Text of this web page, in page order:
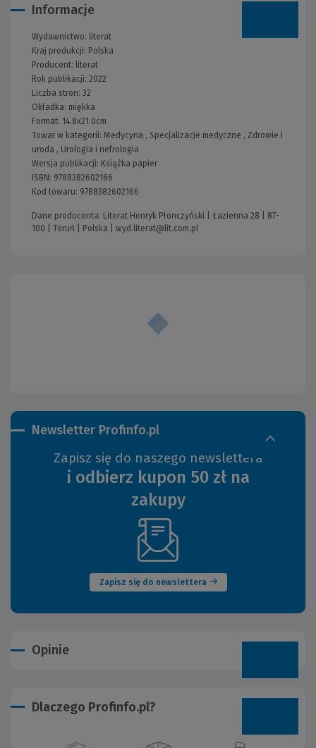
Informacje
Wydawnictwo: literat
Kraj produkcji: Polska
Producent: literat
Rok publikacji: 2022
Liczba stron: 32
Okładka: miękka
Format: 14.8x21.0cm
Towar w kategorii: Medycyna , Specjalizacje medyczne , Zdrowie i
uroda , Urologia i nefrologia
Wersja publikacji: Książka papier
ISBN: 9788382602166
Kod towaru: 9788382602166
Dane producenta: Literat Henryk Płonczyński | Łazienna 28 | 87-
100 | Toruń | Polska | wyd.literat@lit.com.pl
Newsletter Profinfo.pl
Zapisz się do naszego newslettera
i odbierz kupon 50 zł na
zakupy
Zapisz się do newslettera
(Nowe
okno)
Opinie
Dlaczego Profinfo.pl?